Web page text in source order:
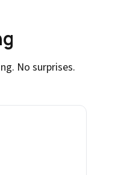
No surprises.